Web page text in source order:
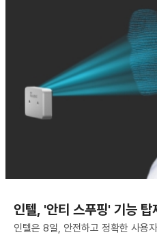
인텔, '안티 스푸핑' 기능 탑
인텔은 8일, 안전하고 정확한 사용